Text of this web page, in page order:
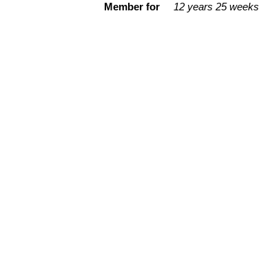
Member for 12 years 25 weeks